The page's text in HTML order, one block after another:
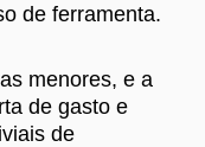
de ferramenta.
menores, e a
de gasto e
de